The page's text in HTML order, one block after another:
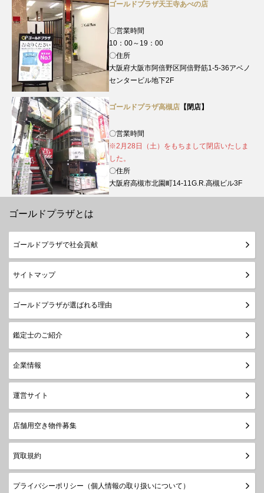
ゴールドプラザ天王寺あべの店
〇営業時間
10：00～19：00
〇住所
大阪府大阪市阿倍野区阿倍野筋1-5-36アベノ
センタービル地下2F
ゴールドプラザ高槻店 【閉店】
〇営業時間
※2月28日（土）をもちまして閉店いたしま
した。
〇住所
大阪府高槻市北園町14-11G.R.高槻ビル3F
ゴールドプラザとは
ゴールドプラザで社会貢献
サイトマップ
ゴールドプラザが選ばれる理由
鑑定士のご紹介
企業情報
運営サイト
店舗用空き物件募集
買取規約
プライバシーポリシー（個人情報の取り扱いについて）